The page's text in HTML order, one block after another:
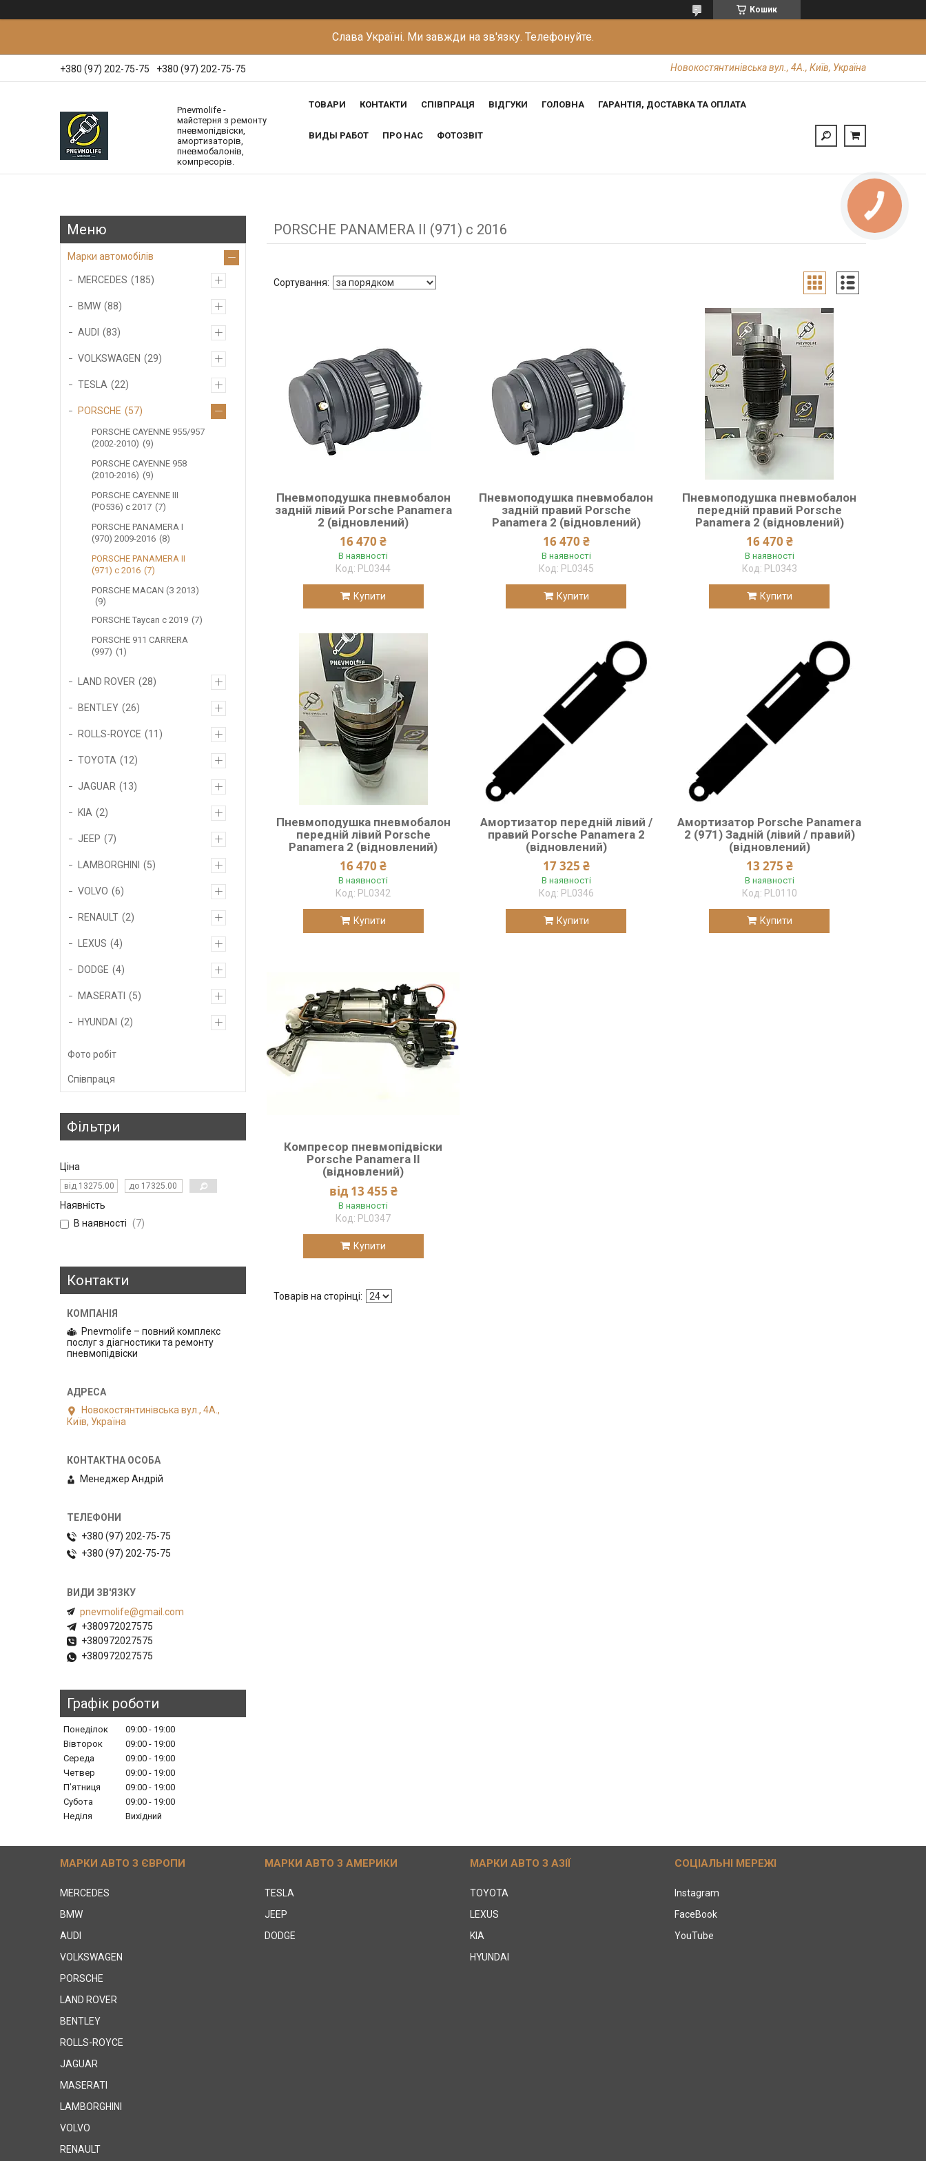
Кошик
Слава Україні. Ми завжди на зв'язку. Телефонуйте.
+380 (97) 202-75-75 +380 (97) 202-75-75 Новокостянтинівська вул., 4А., Київ, Україна
Pnevmolife -
майстерня з ремонту
пневмопідвіски,
амортизаторів,
пневмобалонів,
компресорів.
ТОВАРИ КОНТАКТИ СПІВПРАЦЯ ВІДГУКИ ГОЛОВНА ГАРАНТІЯ, ДОСТАВКА ТА ОПЛАТА
ВИДЫ РАБОТ ПРО НАС ФОТОЗВІТ
PORSCHE PANAMERA II (971) c 2016
Пневмоподушка пневмобалон
задній лівий Porsche Panamera
2 (відновлений)
16 470 ₴
В наявності
PL0344
Купити
Пневмоподушка пневмобалон
задній правий Porsche
Panamera 2 (відновлений)
16 470 ₴
В наявності
PL0345
Купити
Пневмоподушка пневмобалон
передній правий Porsche
Panamera 2 (відновлений)
16 470 ₴
В наявності
PL0343
Купити
Пневмоподушка пневмобалон
передній лівий Porsche
Panamera 2 (відновлений)
16 470 ₴
В наявності
PL0342
Купити
Амортизатор передній лівий /
правий Porsche Panamera 2
(відновлений)
17 325 ₴
В наявності
PL0346
Купити
Амортизатор Porsche Panamera
2 (971) Задній (лівий / правий)
(відновлений)
13 275 ₴
В наявності
PL0110
Купити
Компресор пневмопідвіски
Porsche Panamera ІI
(відновлений)
від 13 455 ₴
В наявності
PL0347
Купити
Марки автомобілів
MERCEDES 185
BMW 88
AUDI 83
VOLKSWAGEN 29
TESLA 22
PORSCHE 57
PORSCHE CAYENNE 955/957
(2002-2010)
9
PORSCHE CAYENNE 958
(2010-2016)
9
PORSCHE CAYENNE III
(PO536) c 2017 7
PORSCHE PANAMERA I
(970) 2009-2016
8
PORSCHE PANAMERA II
(971) c 2016 7
PORSCHE MACAN (З 2013)
9
PORSCHE Taycan c 2019 7
PORSCHE 911 CARRERA
(997)
1
LAND ROVER 28
BENTLEY 26
ROLLS-ROYCE 11
TOYOTA 12
JAGUAR 13
KIA 2
JEEP 7
LAMBORGHINI 5
VOLVO 6
RENAULT 2
LEXUS 4
DODGE 4
MASERATI 5
HYUNDAI 2
Фото робіт
Співпраця
Фільтри
Ціна
Наявність
В наявності
7
Контакти
Pnevmolife – повний комплекс
послуг з діагностики та ремонту
пневмопідвіски
Новокостянтинівська вул., 4А.,
Київ, Україна
Менеджер Андрій
+380 (97) 202-75-75
+380 (97) 202-75-75
pnevmolife@gmail.com
+380972027575
+380972027575
+380972027575
Графік роботи
Понеділок 09:00
19:00
Вівторок
09:00
19:00
Середа
09:00
19:00
Четвер
09:00
19:00
Пʼятниця
09:00
19:00
Субота
09:00
19:00
Неділя
Вихідний
МАРКИ АВТО З ЄВРОПИ
MERCEDES
BMW
AUDI
VOLKSWAGEN
PORSCHE
LAND ROVER
BENTLEY
ROLLS-ROYCE
JAGUAR
MASERATI
LAMBORGHINI
VOLVO
RENAULT
МАРКИ АВТО З АМЕРИКИ
TESLA
JEEP
DODGE
МАРКИ АВТО З АЗІЇ
TOYOTA
LEXUS
KIA
HYUNDAI
СОЦІАЛЬНІ МЕРЕЖІ
Instagram
FaceBook
YouTube